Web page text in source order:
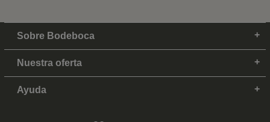
Sobre Bodeboca
Nuestra oferta
Ayuda